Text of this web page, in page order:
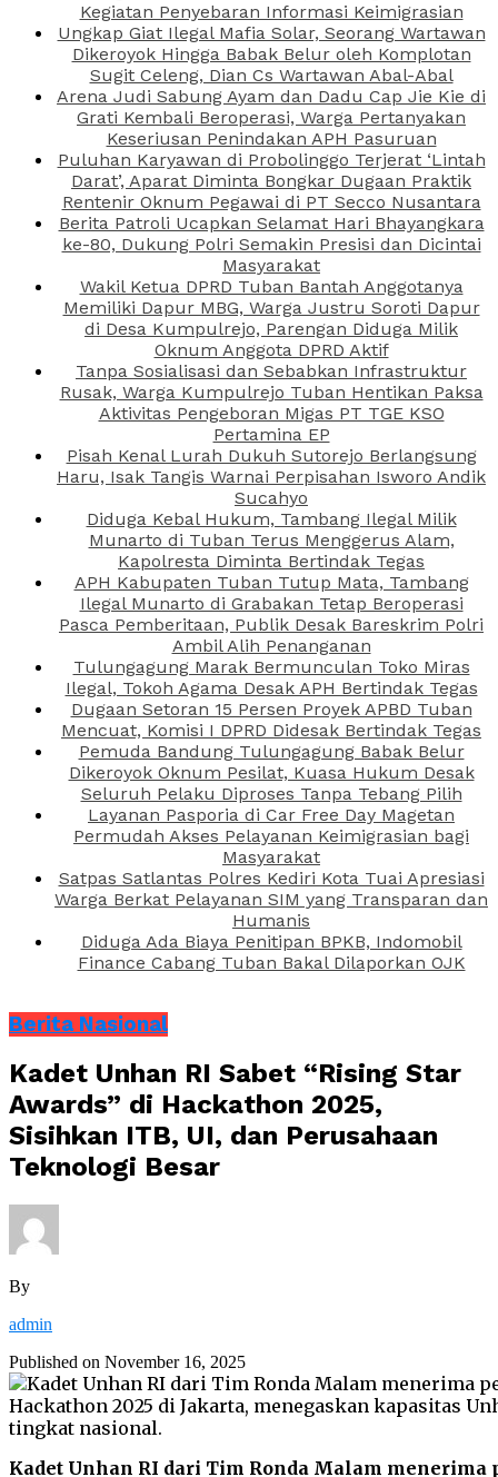
Kegiatan Penyebaran Informasi Keimigrasian
Ungkap Giat Ilegal Mafia Solar, Seorang Wartawan
Dikeroyok Hingga Babak Belur oleh Komplotan
Sugit Celeng, Dian Cs Wartawan Abal-Abal
Arena Judi Sabung Ayam dan Dadu Cap Jie Kie di
Grati Kembali Beroperasi, Warga Pertanyakan
Keseriusan Penindakan APH Pasuruan
Puluhan Karyawan di Probolinggo Terjerat ‘Lintah
Darat’, Aparat Diminta Bongkar Dugaan Praktik
Rentenir Oknum Pegawai di PT Secco Nusantara
Berita Patroli Ucapkan Selamat Hari Bhayangkara
ke-80, Dukung Polri Semakin Presisi dan Dicintai
Masyarakat
Wakil Ketua DPRD Tuban Bantah Anggotanya
Memiliki Dapur MBG, Warga Justru Soroti Dapur
di Desa Kumpulrejo, Parengan Diduga Milik
Oknum Anggota DPRD Aktif
Tanpa Sosialisasi dan Sebabkan Infrastruktur
Rusak, Warga Kumpulrejo Tuban Hentikan Paksa
Aktivitas Pengeboran Migas PT TGE KSO
Pertamina EP
Pisah Kenal Lurah Dukuh Sutorejo Berlangsung
Haru, Isak Tangis Warnai Perpisahan Isworo Andik
Sucahyo
Diduga Kebal Hukum, Tambang Ilegal Milik
Munarto di Tuban Terus Menggerus Alam,
Kapolresta Diminta Bertindak Tegas
APH Kabupaten Tuban Tutup Mata, Tambang
Ilegal Munarto di Grabakan Tetap Beroperasi
Pasca Pemberitaan, Publik Desak Bareskrim Polri
Ambil Alih Penanganan
Tulungagung Marak Bermunculan Toko Miras
Ilegal, Tokoh Agama Desak APH Bertindak Tegas
Dugaan Setoran 15 Persen Proyek APBD Tuban
Mencuat, Komisi I DPRD Didesak Bertindak Tegas
Pemuda Bandung Tulungagung Babak Belur
Dikeroyok Oknum Pesilat, Kuasa Hukum Desak
Seluruh Pelaku Diproses Tanpa Tebang Pilih
Layanan Pasporia di Car Free Day Magetan
Permudah Akses Pelayanan Keimigrasian bagi
Masyarakat
Satpas Satlantas Polres Kediri Kota Tuai Apresiasi
Warga Berkat Pelayanan SIM yang Transparan dan
Humanis
Diduga Ada Biaya Penitipan BPKB, Indomobil
Finance Cabang Tuban Bakal Dilaporkan OJK
Berita Nasional
Kadet Unhan RI Sabet “Rising Star
Awards” di Hackathon 2025,
Sisihkan ITB, UI, dan Perusahaan
Teknologi Besar
By
admin
Published on November 16, 2025
Kadet Unhan RI dari Tim Ronda Malam menerima